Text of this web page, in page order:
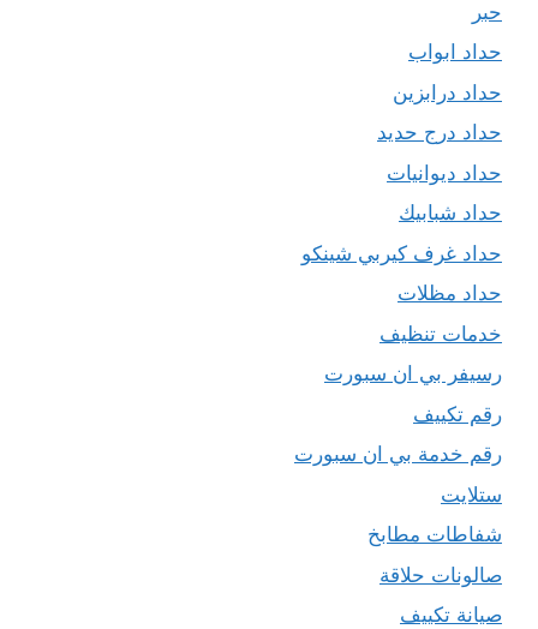
حبر
حداد ابواب
حداد درابزين
حداد درج حديد
حداد ديوانيات
حداد شبابيك
حداد غرف كيربي شينكو
حداد مظلات
خدمات تنظيف
رسيفر بي ان سبورت
رقم تكييف
رقم خدمة بي ان سبورت
ستلايت
شفاطات مطابخ
صالونات حلاقة
صيانة تكييف